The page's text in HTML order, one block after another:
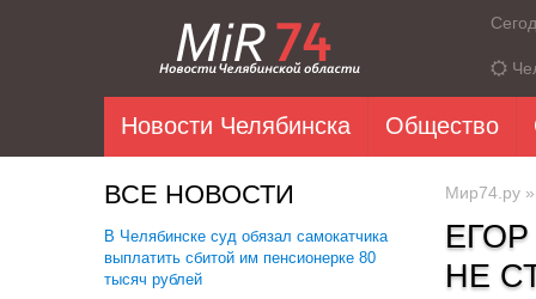
Новости Челябинска Общество
ВСЕ НОВОСТИ
В Челябинске суд обязал самокатчика
выплатить сбитой им пенсионерке 80
тысяч рублей
Мир74.ру »
НЕ